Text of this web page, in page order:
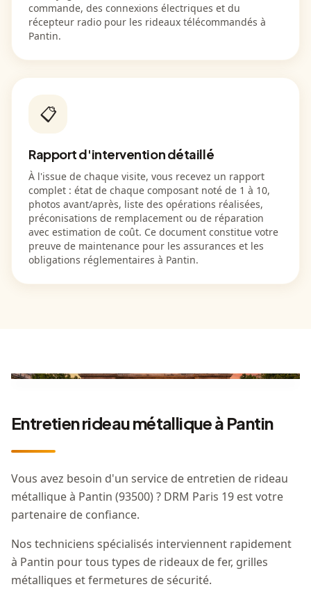
commande, des connexions électriques et du
récepteur radio pour les rideaux télécommandés à
Pantin.
📋
Rapport d'intervention détaillé
À l'issue de chaque visite, vous recevez un rapport
complet : état de chaque composant noté de 1 à 10,
photos avant/après, liste des opérations réalisées,
préconisations de remplacement ou de réparation
avec estimation de coût. Ce document constitue votre
preuve de maintenance pour les assurances et les
obligations réglementaires à Pantin.
Entretien rideau métallique à Pantin
Vous avez besoin d'un service de entretien de rideau
métallique à Pantin (93500) ? DRM Paris 19 est votre
partenaire de confiance.
Nos techniciens spécialisés interviennent rapidement
à Pantin pour tous types de rideaux de fer, grilles
métalliques et fermetures de sécurité.